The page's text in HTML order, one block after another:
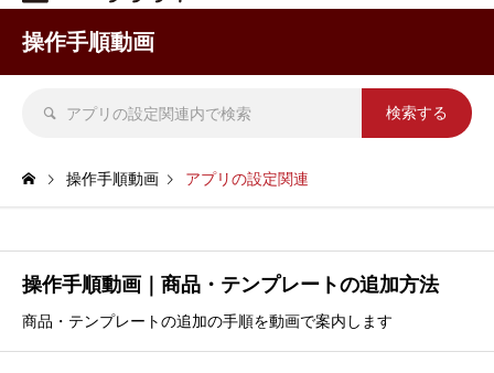
操作手順動画
操作手順動画 アプリの設定関連
操作手順動画｜商品・テンプレートの追加方法
商品・テンプレートの追加の手順を動画で案内します